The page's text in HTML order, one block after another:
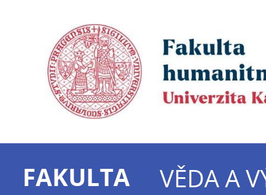
FAKULTA
VĚDA A